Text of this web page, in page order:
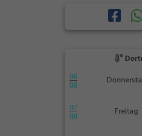
06
08
07
08
Freitag